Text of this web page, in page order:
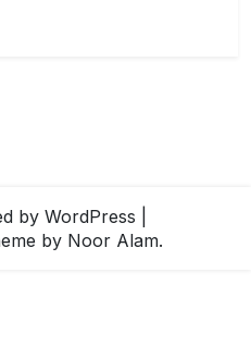
by WordPress
by Noor Alam.